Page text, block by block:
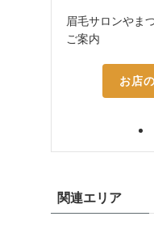
眉毛サロンやま
ご案内
お店
関連エリア